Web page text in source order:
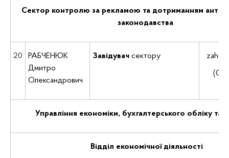
Сектор контролю за рекламою та дотриманням
законодавства
20
РАБЧЕНЮК
Дмитро
Олександрович
Завідувач сектору
Управління економіки, бухгалтерського обліку та
Відділ економічної діяльності